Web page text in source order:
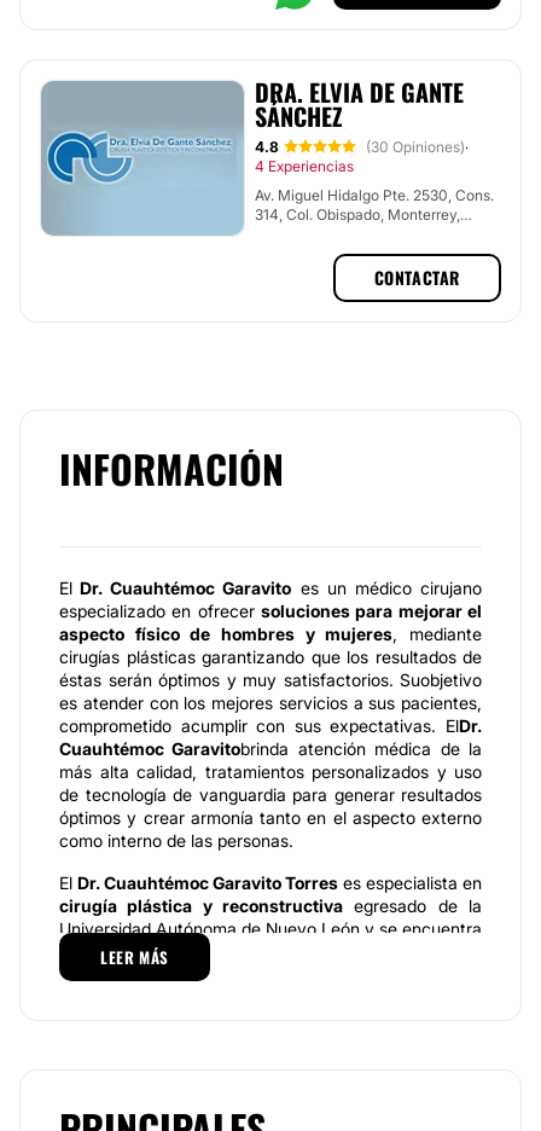
DRA. ELVIA DE GANTE
SÁNCHEZ
4.8 (30 Opiniones)·
4 Experiencias
Av. Miguel Hidalgo Pte. 2530, Cons.
314, Col. Obispado, Monterrey,
CONTACTAR
INFORMACIÓN
El Dr. Cuauhtémoc Garavito es un médico cirujano
especializado en ofrecer soluciones para mejorar el
aspecto físico de hombres y mujeres, mediante
cirugías plásticas garantizando que los resultados de
éstas serán óptimos y muy satisfactorios. Suobjetivo
es atender con los mejores servicios a sus pacientes,
comprometido acumplir con sus expectativas. ElDr.
Cuauhtémoc Garavitobrinda atención médica de la
más alta calidad, tratamientos personalizados y uso
de tecnología de vanguardia para generar resultados
óptimos y crear armonía tanto en el aspecto externo
como interno de las personas.
El Dr. Cuauhtémoc Garavito Torres es especialista en
cirugía plástica y reconstructiva egresado de la
Universidad Autónoma de Nuevo León y se encuentra
certificado por el CMCPER Consejo Mexicano de
Cirugía plástica, Estética y Reconstructiva A.C., un
LEER MÁS